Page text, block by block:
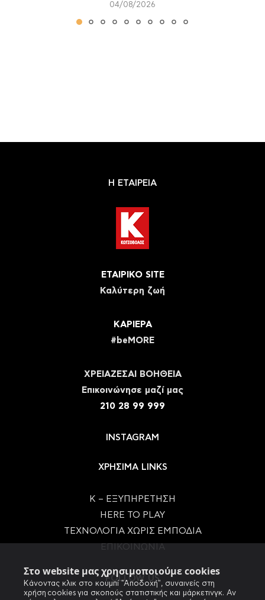
Στο website μας χρησιμοποιούμε cookies
Κάνοντας κλικ στο κουμπί "Αποδοχή", συναινείς στη
χρήση cookies για σκοπούς στατιστικής και μάρκετινγκ. Αν
04/08/2026
Η ΕΤΑΙΡΕΙΑ
ΕΤΑΙΡΙΚΟ SITE
Καλύτερη ζωή
ΚΑΡΙΕΡΑ
#beMORE
ΧΡΕΙΑΖΕΣΑΙ ΒΟΗΘΕΙΑ
Eπικοινώνησε μαζί μας
210 28 99 999
INSTAGRAM
ΧΡΗΣΙΜΑ LINKS
Κ – ΕΞΥΠΗΡΕΤΗΣΗ
HERE TO PLAY
ΤΕΧΝΟΛΟΓΙΑ ΧΩΡΙΣ ΕΜΠΟΔΙΑ
FOLLOW US